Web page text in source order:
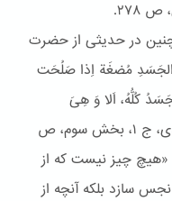
اعلی، ج ٤، ص ٢٩۷. همچنین در حدیثی از حضرت
مُضغَة اِذا صَلُحَت
کُلُّهُ، اَلا وَ هِیَ
القلبُ»(کتاب زبان قرآن، حمید محمدی، ج ١، بخش سوم، ص
مَرقُس، بابِ ۷ است: «هیچ چیز نیست که از
سازد بلکه آنچه از